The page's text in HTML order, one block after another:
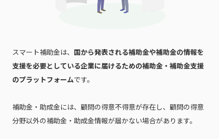
スマート補助金は、 国から発表される補助金や補助金の情報を
支援を必要としている企業に届けるための補助金・補助金支援
のプラットフォームです。
補助金・助成金には、顧問の得意不得意が存在し、顧問の得意
分野以外の補助金・助成金情報が届かない場合があります。